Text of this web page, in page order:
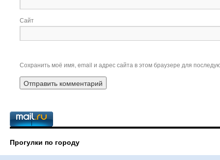
Сайт
Сохранить моё имя, email и адрес сайта в этом браузере для
Прогулки по городу